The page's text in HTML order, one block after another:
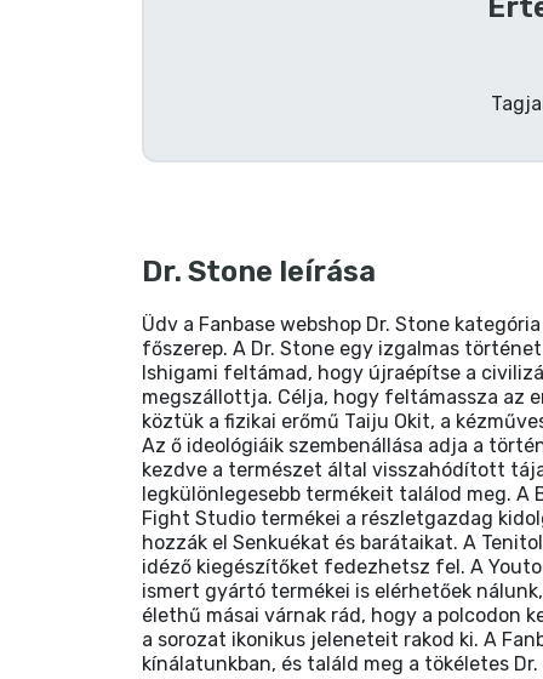
Dr. Stone leírása
Üdv a Fanbase webshop Dr. Stone
főszerep. A Dr. Stone egy izgalmas
Ishigami feltámad, hogy újraépítse a
megszállottja. Célja, hogy feltámassza az
köztük a fizikai erőmű Taiju Okit, a
Az ő ideológiáik szembenállása adja a
kezdve a természet által visszahódított
legkülönlegesebb termékeit találod meg. A
Fight Studio termékei a részletgazdag
hozzák el Senkuékat és barátaikat. A
idéző kiegészítőket fedezhetsz fel. A
ismert gyártó termékei is elérhetőek
élethű másai várnak rád, hogy a polcodon
a sorozat ikonikus jeleneteit rakod ki. A
kínálatunkban, és találd meg a tökéletes